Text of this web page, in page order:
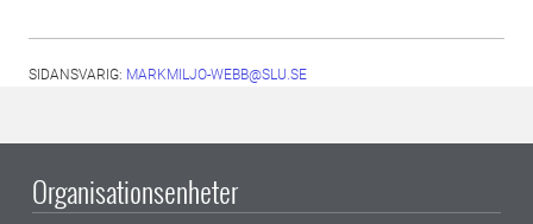
SIDANSVARIG: MARKMILJO-WEBB@SLU.SE
Organisationsenheter